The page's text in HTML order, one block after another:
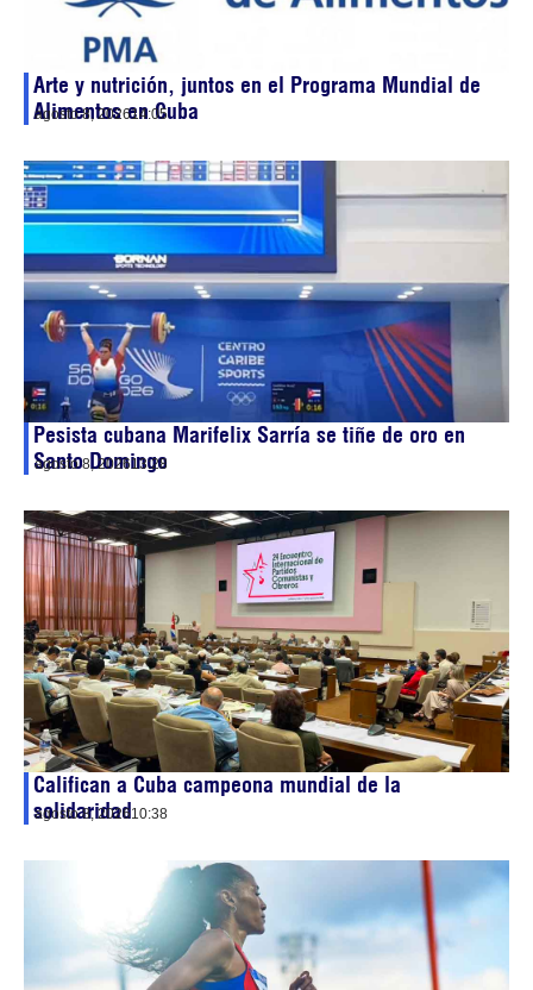
Arte y nutrición, juntos en el Programa Mundial de
Alimentos en Cuba
agosto 8, 202614:05
Pesista cubana Marifelix Sarría se tiñe de oro en
Santo Domingo
agosto 8, 202613:28
Califican a Cuba campeona mundial de la
solidaridad
agosto 8, 202610:38